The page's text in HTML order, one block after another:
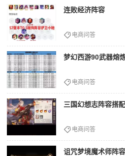
连败经济阵容
电商问答
梦幻西游90武器熔
电商问答
三国幻想志阵容搭
电商问答
诅咒梦境魔术师阵